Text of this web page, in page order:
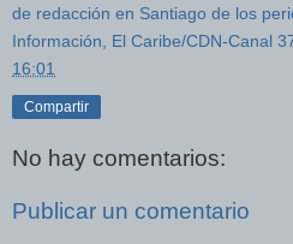
de redacción en Santiago de los
Información, El Caribe/CDN-Canal
16:01
Compartir
No hay comentarios:
Publicar un comentario